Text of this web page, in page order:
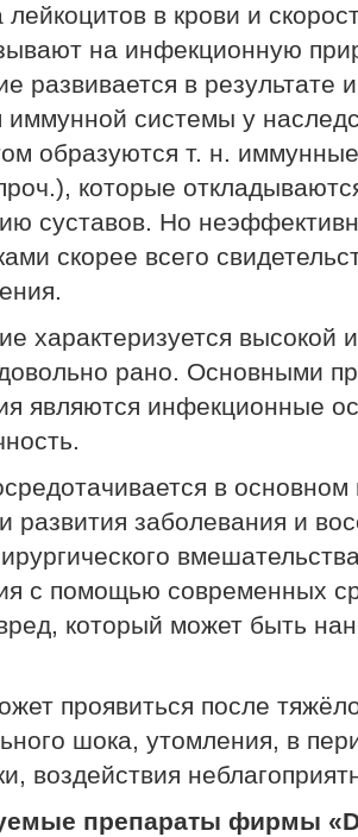
лейкоцитов в крови и
на инфекционную
развивается в
системы у
образуются т. н.
которые
суставов. Но
скорее всего
характеризуется высокой
рано. Основными
являются инфекционные
в
развития заболевания и
с помощью современных
который может быть
проявиться после
шока, утомления, в
воздействия
препараты фирмы